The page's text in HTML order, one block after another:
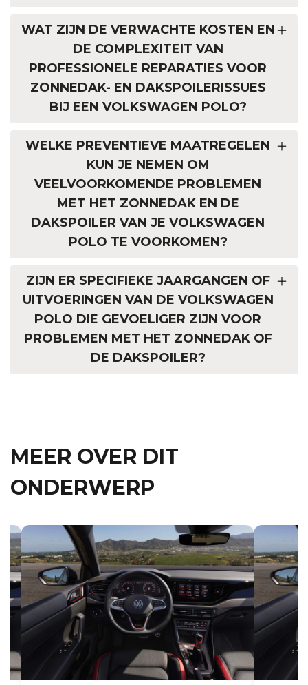
WAT ZIJN DE VERWACHTE KOSTEN EN
DE COMPLEXITEIT VAN
PROFESSIONELE REPARATIES VOOR
ZONNEDAK- EN DAKSPOILERISSUES
BIJ EEN VOLKSWAGEN POLO?
WELKE PREVENTIEVE MAATREGELEN
KUN JE NEMEN OM
VEELVOORKOMENDE PROBLEMEN
MET HET ZONNEDAK EN DE
DAKSPOILER VAN JE VOLKSWAGEN
POLO TE VOORKOMEN?
ZIJN ER SPECIFIEKE JAARGANGEN OF
UITVOERINGEN VAN DE VOLKSWAGEN
POLO DIE GEVOELIGER ZIJN VOOR
PROBLEMEN MET HET ZONNEDAK OF
DE DAKSPOILER?
MEER OVER DIT
ONDERWERP